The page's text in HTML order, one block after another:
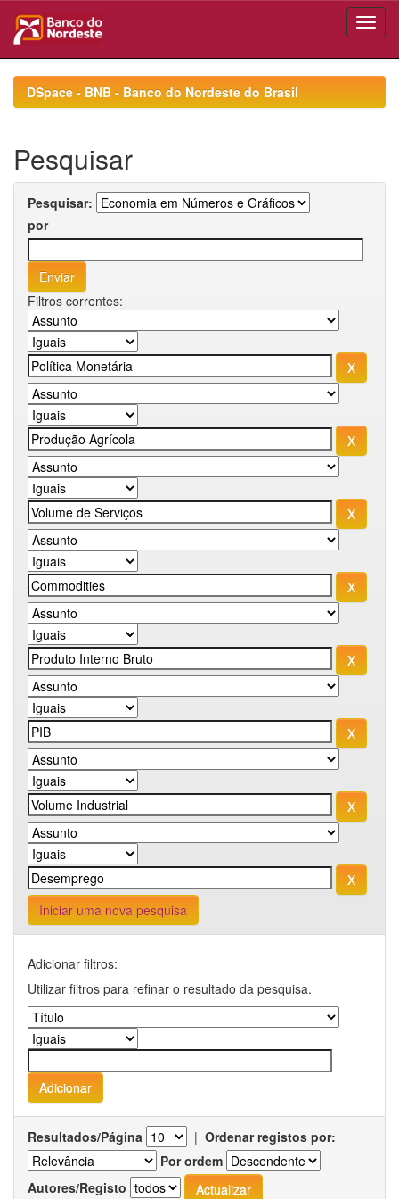
navigationDSpace - BNB - Banco do Nordeste do Brasil
Pesquisar
Pesquisar:
por
Filtros correntes:
Iniciar uma nova pesquisa
Adicionar filtros:
Utilizar filtros para refinar o resultado da pesquisa.
Resultados/Página | Ordenar registos por:
Por ordem
Autores/Registo